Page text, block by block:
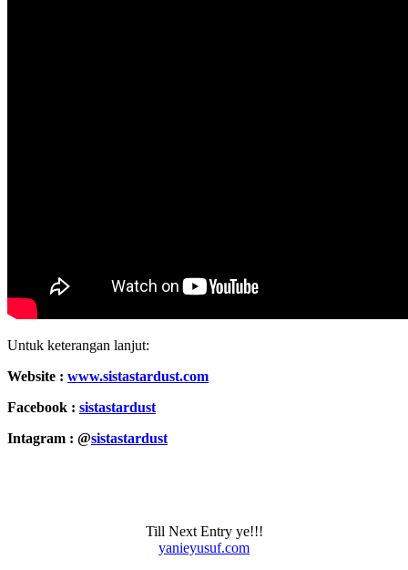
Untuk keterangan lanjut:
Website : www.sistastardust.com
Facebook : sistastardust
Intagram : @sistastardust
Till Next Entry ye!!!
yanieyusuf.com